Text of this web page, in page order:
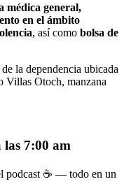
médica general,
en el ámbito
, así como bolsa de
la dependencia ubicada
Villas Otoch, manzana
las 7:00 am
podcast ☕ — todo en un